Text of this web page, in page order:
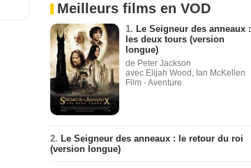
Meilleurs films en VOD
1. Le Seigneur des anneaux :
les deux tours (version
longue)
de Peter Jackson
avec Elijah Wood, Ian McKellen
Film - Aventure
2. Le Seigneur des anneaux : le retour du roi
(version longue)